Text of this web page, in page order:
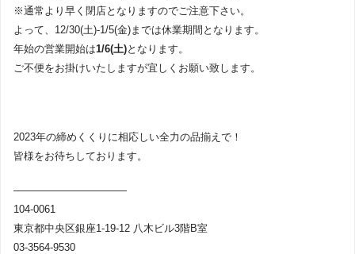
※通常より早く閉店となりますのでご注意下さい。
よって、12/30(土)-1/5(金)までは休業期間となります。
年始の営業開始は1/6(土)となります。
ご不便をお掛けいたしますが宜しくお願い致します。
2023年の締めくくりに相応しい全力の品揃えで！
皆様をお待ちしております。
———————————
104-0061
東京都中央区銀座1-19-12 八木ビル3階B室
03-3564-9530